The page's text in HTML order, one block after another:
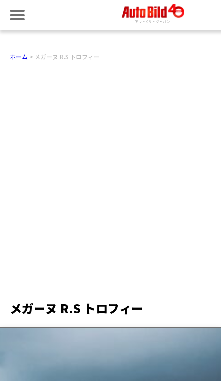
ホーム メガーヌ R.S トロフィー
メガーヌ R.S トロフィー